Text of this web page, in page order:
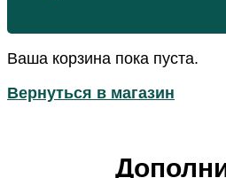
Ваша корзина пока пуста.
Вернуться в магазин